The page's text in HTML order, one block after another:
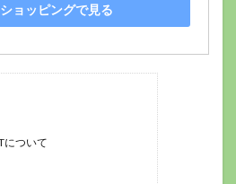
ョッピングで見る
について